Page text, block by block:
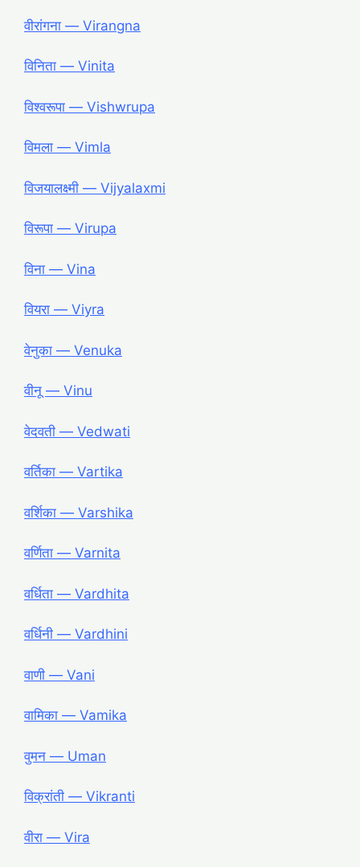
वीरांगना ― Virangna
विनिता ― Vinita
विश्वरूपा ― Vishwrupa
विमला ― Vimla
विजयालक्ष्मी ― Vijyalaxmi
विरूपा ― Virupa
विना ― Vina
वियरा ― Viyra
वेनुका ― Venuka
वीनू ― Vinu
वेदवती ― Vedwati
वर्तिका ― Vartika
वर्शिका ― Varshika
वर्णिता ― Varnita
वर्धिता ― Vardhita
वर्धिनी ― Vardhini
वाणी ― Vani
वामिका ― Vamika
वुमन ― Uman
विक्रांती ― Vikranti
वीरा ― Vira